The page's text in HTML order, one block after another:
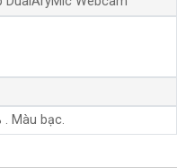
. Màu bạc.